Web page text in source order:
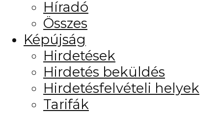
Híradó
Összes
Képújság
Hirdetések
Hirdetés beküldés
Hirdetésfelvételi helyek
Tarifák